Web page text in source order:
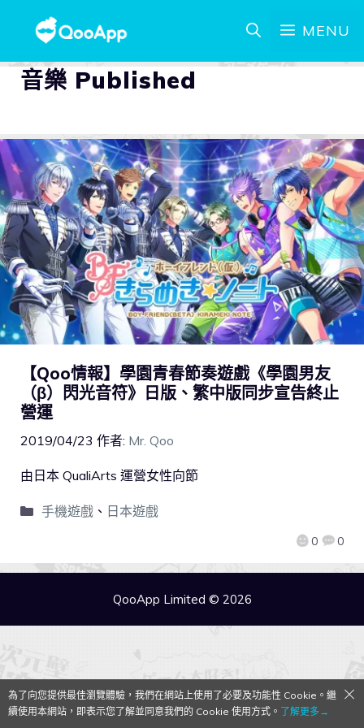
MENU
音樂 Published
【Qoo情報】學園青春節奏遊戲《學園男友
（β）閃光音符》日版、繁中版同步宣告終止
營運
2019/04/23 作者: Mr. Qoo
0 0
由日本 QualiArts 運營女性向節
手機遊戲、 日本遊戲
QooApp Limited © 2026
為了向您提供最佳瀏覽體驗，我們在網站上使用了必要及功能性 Cookie。繼
續使用本網站，即表示您了解並同意我們的 Cookie 使用方式。 了解更多→